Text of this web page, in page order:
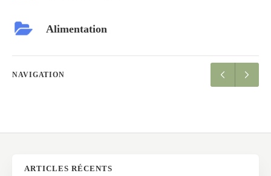
Alimentation
NAVIGATION
ARTICLES RÉCENTS